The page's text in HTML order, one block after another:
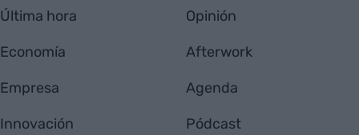
Última hora
Economía
Empresa
Innovación
Opinión
Afterwork
Agenda
Pódcast